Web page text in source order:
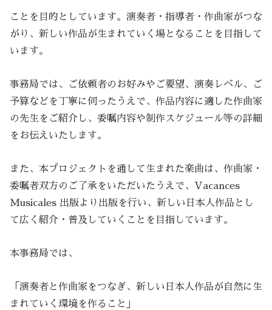
ことを目的としています。演奏者・指導者・作曲家がつな
がり、新しい作品が生まれていく場となることを目指して
います。
事務局では、ご依頼者のお好みやご要望、演奏レベル、ご
予算などを丁寧に伺ったうえで、作品内容に適した作曲家
の先生をご紹介し、委嘱内容や制作スケジュール等の詳細
をお伝えいたします。
また、本プロジェクトを通して生まれた楽曲は、作曲家・
委嘱者双方のご了承をいただいたうえで、Vacances
Musicales 出版より出版を行い、新しい日本人作品とし
て広く紹介・普及していくことを目指しています。
本事務局では、
「演奏者と作曲家をつなぎ、新しい日本人作品が自然に生
まれていく環境を作ること」